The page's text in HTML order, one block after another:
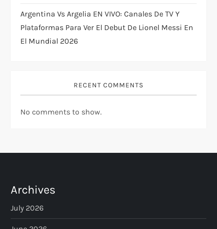
Argentina Vs Argelia EN VIVO: Canales De TV Y
Plataformas Para Ver El Debut De Lionel Messi En
El Mundial 2026
RECENT COMMENTS
No comments to show.
Archives
July 2026